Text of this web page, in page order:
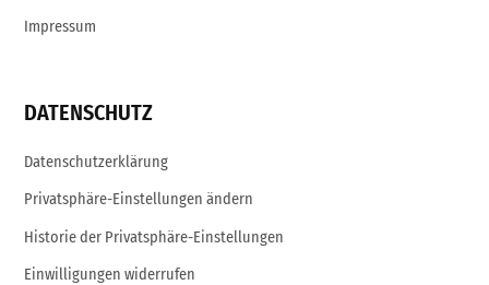
Impressum
DATENSCHUTZ
Datenschutzerklärung
Privatsphäre-Einstellungen ändern
Historie der Privatsphäre-Einstellungen
Einwilligungen widerrufen